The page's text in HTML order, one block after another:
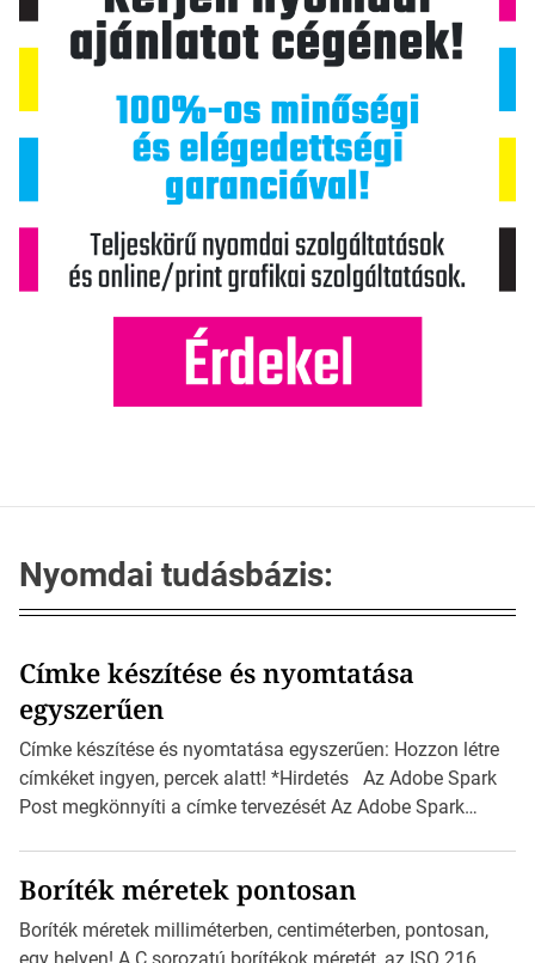
Nyomdai tudásbázis:
Címke készítése és nyomtatása
egyszerűen
Címke készítése és nyomtatása egyszerűen: Hozzon létre
címkéket ingyen, percek alatt! *Hirdetés Az Adobe Spark
Post megkönnyíti a címke tervezését Az Adobe Spark
igazán foroghatnak a kreatív fogaskerekek, miközben
zajlik a saját címke készítése. Hogyan készítsünk címkét?
Válasszon méretet és alakot: Válassza ki a kívánt címke
Boríték méretek pontosan
Boríték méretek milliméterben, centiméterben, pontosan,